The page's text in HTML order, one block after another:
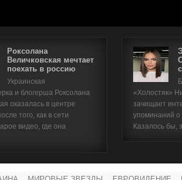
Роксолана
Величковская мечтает
поехать в россию
Украинская
и блогерша Роксолана
оказалась в центре
того, как в сети
видео, где она
«Холостяк»
зачищает
упоминаний
Казалось бы,
Имя